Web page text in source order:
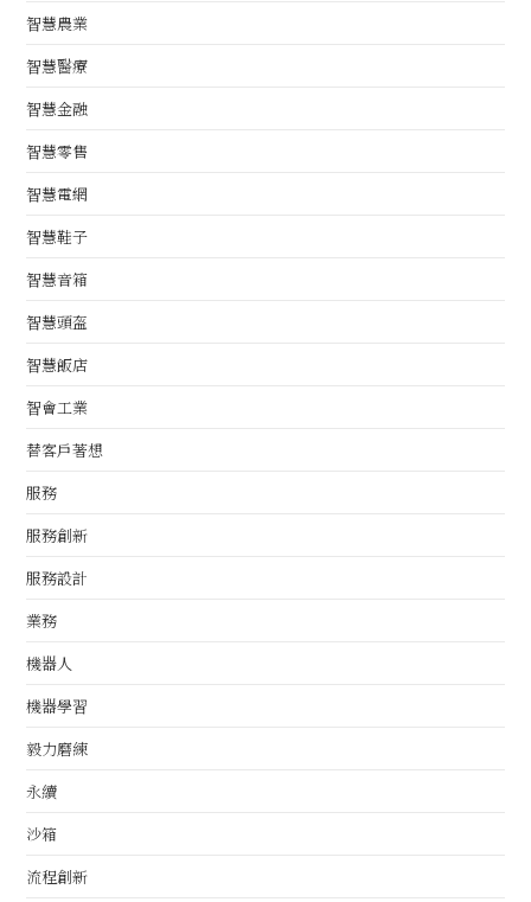
智慧農業
智慧醫療
智慧金融
智慧零售
智慧電網
智慧鞋子
智慧音箱
智慧頭盔
智慧飯店
智會工業
替客戶著想
服務
服務創新
服務設計
業務
機器人
機器學習
毅力磨練
永續
沙箱
流程創新